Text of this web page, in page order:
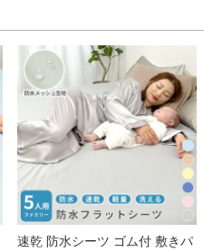
速乾 防水シーツ ゴム付 敷きパ